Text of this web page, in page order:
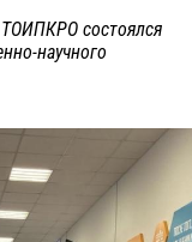
состоялся
научного